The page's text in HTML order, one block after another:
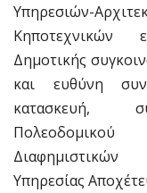
Υπηρεσιών-
Κηποτεχνικών
Δημοτικής
και ευθύνη
κατασκευή,
Πολεοδομικού
Υπηρεσίας